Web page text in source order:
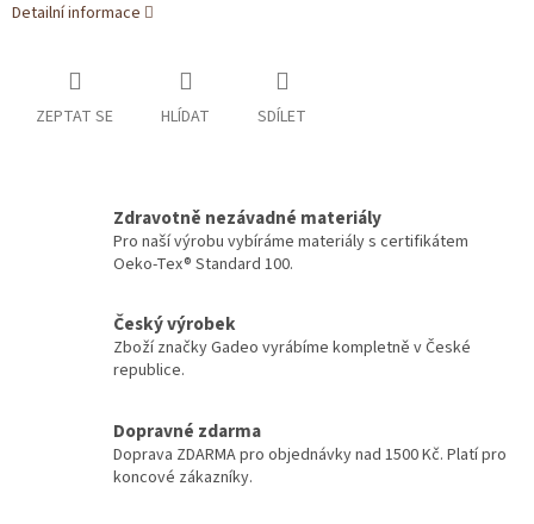
Detailní informace
ZEPTAT SE HLÍDAT SDÍLET
Zdravotně nezávadné materiály
Pro naší výrobu vybíráme materiály s certifikátem
Oeko-Tex® Standard 100.
Český výrobek
Zboží značky Gadeo vyrábíme kompletně v České
republice.
Dopravné zdarma
Doprava ZDARMA pro objednávky nad 1500 Kč. Platí pro
koncové zákazníky.